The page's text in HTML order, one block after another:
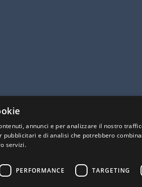
12393050963 | Sito creato da -
annunci e per analizzare il nostro
e di analisi che potrebbero
servizi.
PERFORMANCE TARGETING